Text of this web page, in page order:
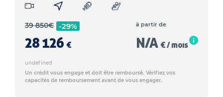
39 850€ -29%
28 126 €
à partir de
N/A € / mois
undefined
Un crédit vous engage et doit être remboursé. Vérifiez vos
capacités de remboursement avant de vous engager.